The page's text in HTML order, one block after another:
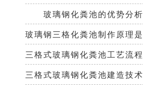
玻璃钢化粪池的优势分析